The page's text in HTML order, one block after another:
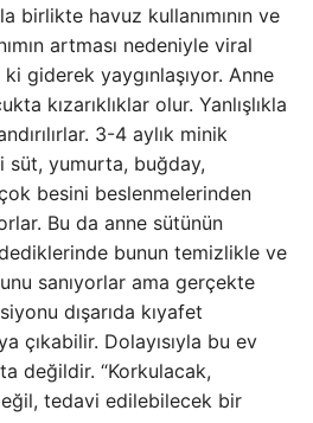
birlikte havuz kullanımının ve
artması nedeniyle viral
giderek yaygınlaşıyor. Anne
kızarıklıklar olur. Yanlışlıkla
3-4 aylık minik
süt, yumurta, buğday,
besini beslenmelerinden
Bu da anne sütünün
bunun temizlikle ve
sanıyorlar ama gerçekte
dışarıda kıyafet
çıkabilir. Dolayısıyla bu ev
değildir. “Korkulacak,
tedavi edilebilecek bir